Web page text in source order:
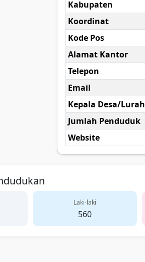
Kabupaten
Koordinat
Kode Pos
Alamat Kantor
Telepon
Email
Kepala Desa/Lurah
Jumlah Penduduk
Website
Laki-laki
560